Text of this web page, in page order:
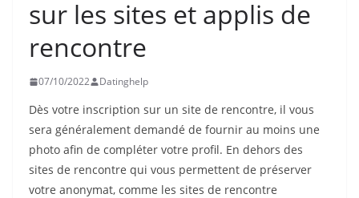
sur les sites et applis de
rencontre
07/10/2022 Datinghelp
Dès votre inscription sur un site de rencontre, il vous
sera généralement demandé de fournir au moins une
photo afin de compléter votre profil. En dehors des
sites de rencontre qui vous permettent de préserver
votre anonymat, comme les sites de rencontre